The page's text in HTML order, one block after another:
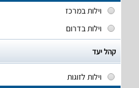
וילות במרכז
וילות בדרום
קהל יעד
וילות לזוגות